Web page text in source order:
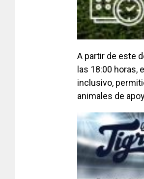
A partir de este
las 18:00
inclusivo,
animales de